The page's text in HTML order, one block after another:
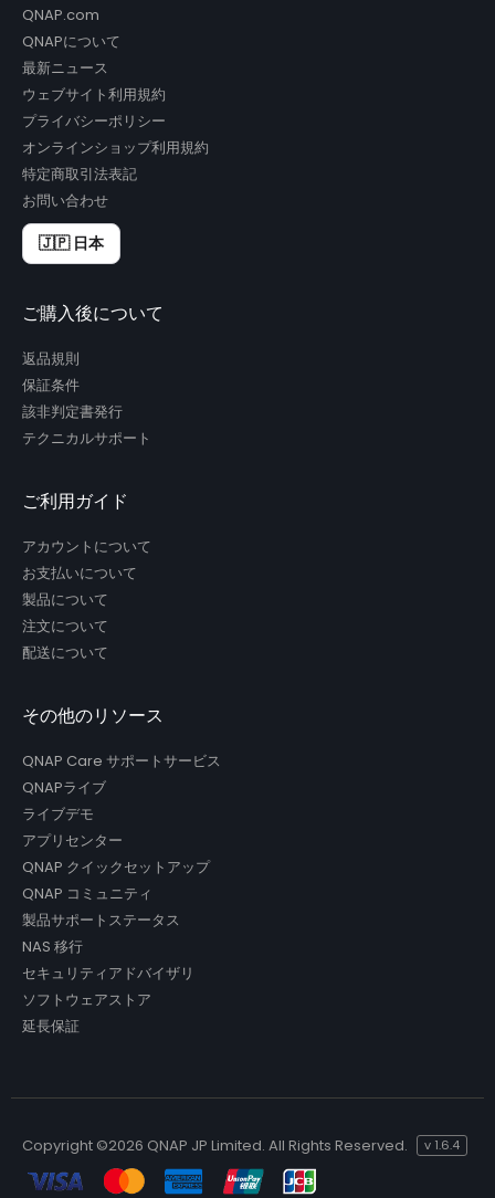
QNAP.com
QNAPについて
最新ニュース
ウェブサイト利用規約
プライバシーポリシー
オンラインショップ利用規約
特定商取引法表記
お問い合わせ
🇯🇵 日本
ご購入後について
返品規則
保証条件
該非判定書発行
テクニカルサポート
ご利用ガイド
アカウントについて
お支払いについて
製品について
注文について
配送について
その他のリソース
QNAP Care サポートサービス
QNAPライブ
ライブデモ
アプリセンター
QNAP クイックセットアップ
QNAP コミュニティ
製品サポートステータス
NAS 移行
セキュリティアドバイザリ
ソフトウェアストア
延長保証
Copyright ©2026 QNAP JP Limited. All Rights Reserved. v 1.6.4